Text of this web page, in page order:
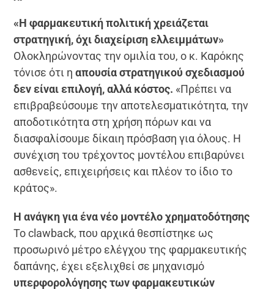
«Η φαρμακευτική πολιτική χρειάζεται
στρατηγική, όχι διαχείριση ελλειμμάτων»
Ολοκληρώνοντας την ομιλία του, ο κ. Καρόκης
τόνισε ότι ηαπουσία στρατηγικού σχεδιασμού
δεν είναι επιλογή, αλλά κόστος. «Πρέπει να
επιβραβεύσουμε την αποτελεσματικότητα, την
αποδοτικότητα στη χρήση πόρων και να
διασφαλίσουμε δίκαιη πρόσβαση για όλους. Η
συνέχιση του τρέχοντος μοντέλου επιβαρύνει
ασθενείς, επιχειρήσεις και πλέον το ίδιο το
κράτος».
Η ανάγκη για ένα νέο μοντέλο χρηματοδότησης
Το clawback, που αρχικά θεσπίστηκε ως
προσωρινό μέτρο ελέγχου της φαρμακευτικής
δαπάνης, έχει εξελιχθεί σε μηχανισμό
υπερφορολόγησης των φαρμακευτικών